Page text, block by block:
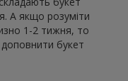
А якщо розуміти
1-2 тижня, то
букет